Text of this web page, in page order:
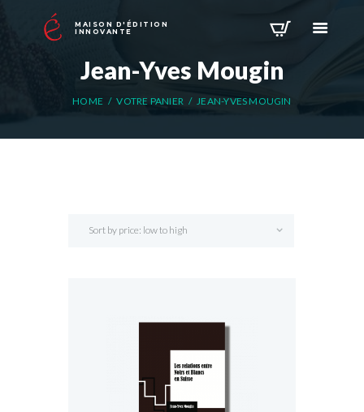
MAISON D'ÉDITION
INNOVANTE
Jean-Yves Mougin
HOME VOTRE PANIER JEAN-YVES MOUGIN